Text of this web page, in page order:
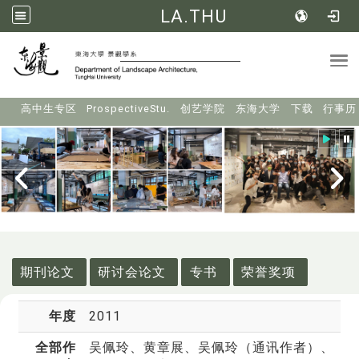
LA.THU
高中生专区 ProspectiveStu. 创艺学院 东海大学 下载 行事历
期刊论文
研讨会论文 专书 荣誉奖项
年度 2011
全部作
吴佩玲 、黄章展、吴佩玲（通讯作者）、